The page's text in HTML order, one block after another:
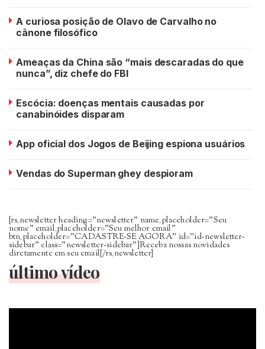
A curiosa posição de Olavo de Carvalho no
cânone filosófico
Ameaças da China são “mais descaradas do que
nunca”, diz chefe do FBI
Escócia: doenças mentais causadas por
canabinóides disparam
App oficial dos Jogos de Beijing espiona usuários
Vendas do Superman ghey despioram
[rs_newsletter heading=”newsletter” name_placeholder=”Seu
nome” email_placeholder=”Seu melhor email”
btn_placeholder=”CADASTRE-SE AGORA” id=”id-newsletter-
sidebar” class=”newsletter-sidebar”]Receba nossas novidades
diretamente em seu email[/rs_newsletter]
último vídeo
Tocador